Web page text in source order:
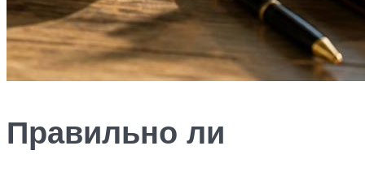
Правильно ли